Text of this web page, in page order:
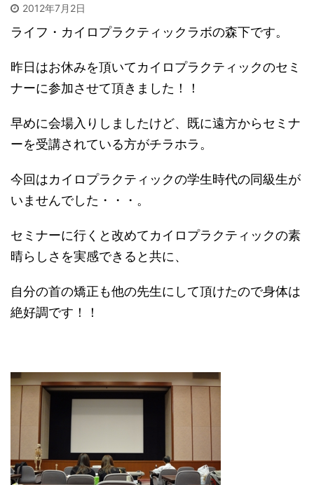
2012年7月2日
ライフ・カイロプラクティックラボの森下です。
昨日はお休みを頂いてカイロプラクティックのセミ
ナーに参加させて頂きました！！
早めに会場入りしましたけど、既に遠方からセミナ
ーを受講されている方がチラホラ。
今回はカイロプラクティックの学生時代の同級生が
いませんでした・・・。
セミナーに行くと改めてカイロプラクティックの素
晴らしさを実感できると共に、
自分の首の矯正も他の先生にして頂けたので身体は
絶好調です！！